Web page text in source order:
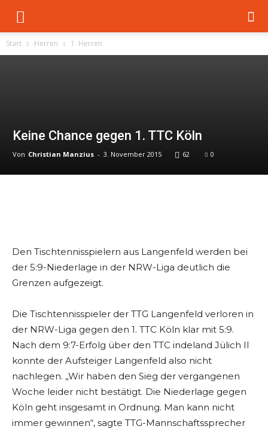
Start Herren 1. Herren
Keine Chance gegen 1. TTC Köln
Von Christian Manzius - 3. November 2015 62 0
Den Tischtennisspielern aus Langenfeld werden bei
der 5:9-Niederlage in der NRW-Liga deutlich die
Grenzen aufgezeigt.
Die Tischtennisspieler der TTG Langenfeld verloren in
der NRW-Liga gegen den 1. TTC Köln klar mit 5:9.
Nach dem 9:7-Erfolg über den TTC indeland Jülich II
konnte der Aufsteiger Langenfeld also nicht
nachlegen. „Wir haben den Sieg der vergangenen
Woche leider nicht bestätigt. Die Niederlage gegen
Köln geht insgesamt in Ordnung. Man kann nicht
immer gewinnen“, sagte TTG-Mannschaftssprecher